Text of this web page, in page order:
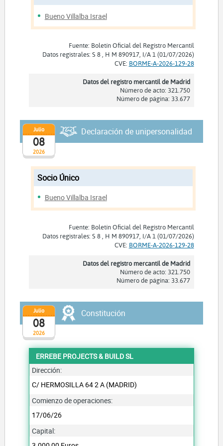
Bueno Villalba Israel
Fuente: Boletín Oficial del Registro Mercantil
Datos registrales: S 8 , H M 890917, I/A 1 (01/07/2026)
CVE: BORME-A-2026-129-28
Datos del registro mercantil de Madrid
Número de acto: 321.750
Número de página: 33.677
2026
Julio
08
Declaración de unipersonalidad
Socio Único
Bueno Villalba Israel
Fuente: Boletín Oficial del Registro Mercantil
Datos registrales: S 8 , H M 890917, I/A 1 (01/07/2026)
CVE: BORME-A-2026-129-28
Datos del registro mercantil de Madrid
Número de acto: 321.750
Número de página: 33.677
2026
Julio
08
Constitución
ERREBE PROJECTS & BUILD SL
Dirección:
C/ HERMOSILLA 64 2 A (MADRID)
Comienzo de operaciones:
17/06/26
Capital: